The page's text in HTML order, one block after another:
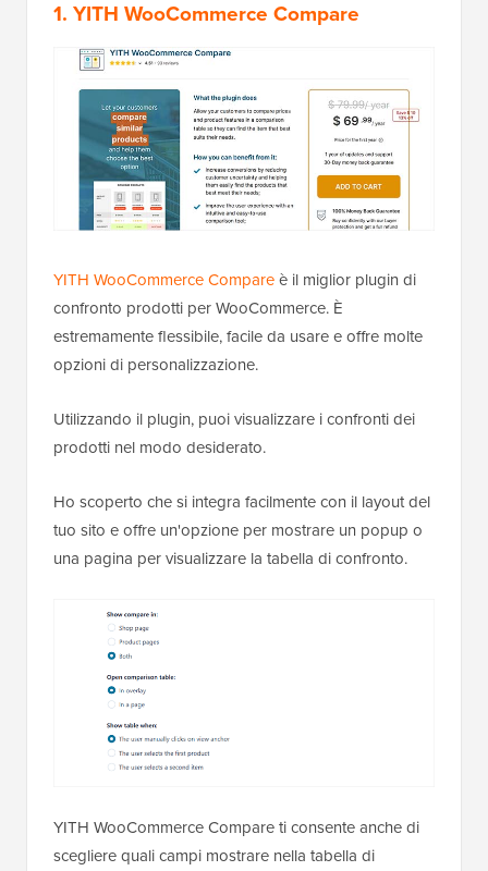
1. YITH WooCommerce Compare
YITH WooCommerce Compareè il miglior plugin di
confronto prodotti per WooCommerce. È
estremamente flessibile, facile da usare e offre molte
opzioni di personalizzazione.
Utilizzando il plugin, puoi visualizzare i confronti dei
prodotti nel modo desiderato.
Ho scoperto che si integra facilmente con il layout del
tuo sito e offre un'opzione per mostrare un popup o
una pagina per visualizzare la tabella di confronto.
YITH WooCommerce Compare ti consente anche di
scegliere quali campi mostrare nella tabella di